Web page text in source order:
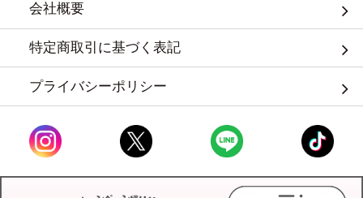
会社概要
特定商取引に基づく表記
プライバシーポリシー